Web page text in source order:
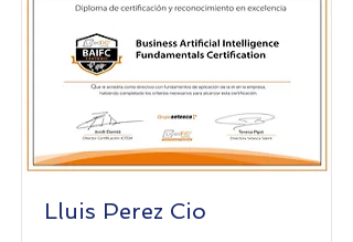
Lluis Perez Cio